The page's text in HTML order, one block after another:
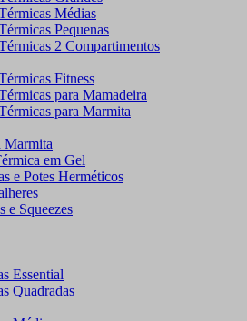
Médias
Pequenas
2 Compartimentos
Fitness
para Mamadeira
para Marmita
Marmita
em Gel
e Potes Herméticos
e Squeezes
Essential
Quadradas